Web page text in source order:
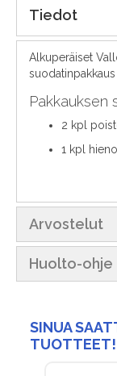
Tiedot
Alkuperäiset
Pakkauksen
2 kpl
1 kpl
Arvostelut
Huolto-ohje
SINUA
TUOTTEET!